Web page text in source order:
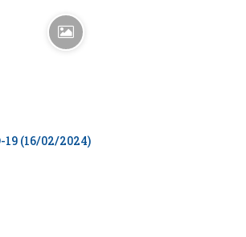
(16/02/2024)